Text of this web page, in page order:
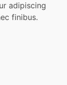
adipiscing
finibus.